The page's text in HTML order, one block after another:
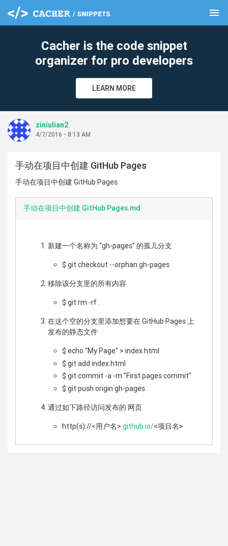
menu
Cacher is the code snippet
organizer for pro developers
LEARN MORE
ziniulian2
4/7/2016 - 8:13 AM
手动在项目中创建 GitHub Pages
手动在项目中创建 GitHub Pages
手动在项目中创建 GitHub Pages.md
新建一个名称为 “gh-pages” 的孤儿分支
$ git checkout --orphan gh-pages
移除该分支里的所有内容
$ git rm -rf .
在这个空的分支里添加想要在 GitHub Pages 上
发布的静态文件
$ echo "My Page" > index.html
$ git add index.html
$ git commit -a -m "First pages commit"
$ git push origin gh-pages
通过如下路径访问发布的 网页
http(s)://<用户名>. github.io/<项目名>
clear